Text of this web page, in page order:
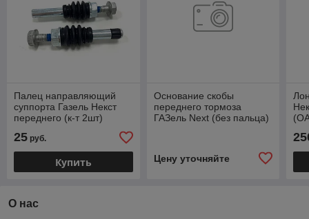
Палец направляющий
суппорта Газель Некст
переднего (к-т 2шт)
3501210
25 руб.
Купить
Основание скобы
переднего тормоза
ГАЗель Next (без пальца)
Цену уточняйте
О нас